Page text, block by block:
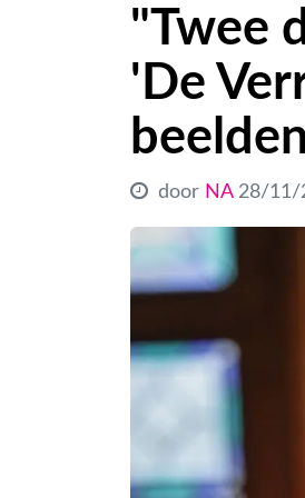
"Twee
'De
door NA 28/11/